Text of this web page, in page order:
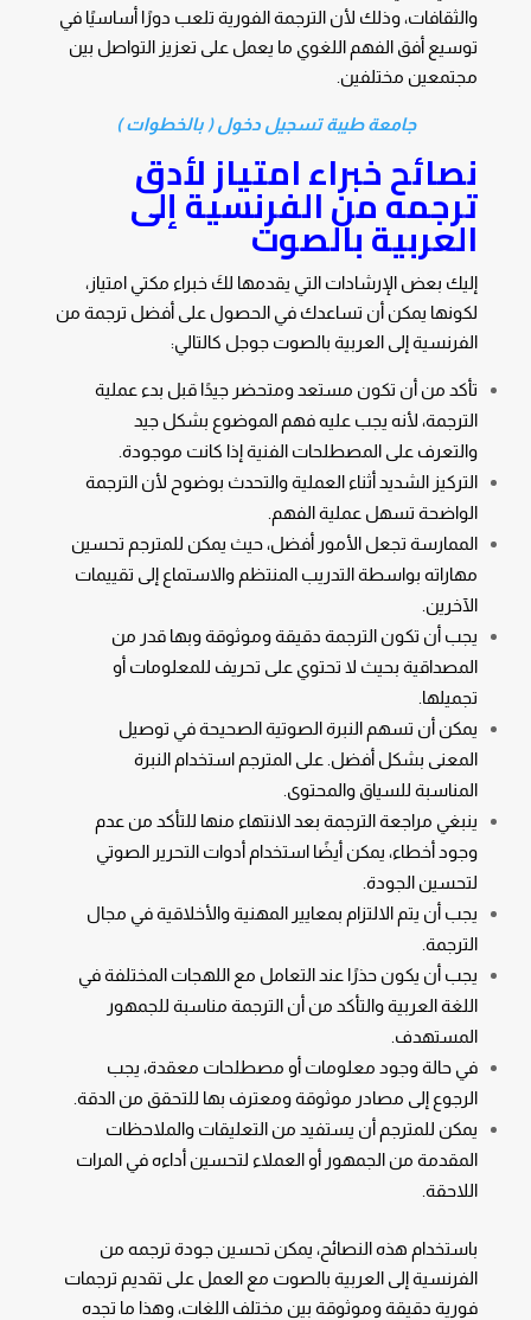
والثقافات، وذلك لأن الترجمة الفورية تلعب دورًا أساسيًا في
توسيع أفق الفهم اللغوي ما يعمل على تعزيز التواصل بين
مجتمعين مختلفين.
جامعة طيبة تسجيل دخول ( بالخطوات )
نصائح خبراء امتياز لأدق
ترجمه من الفرنسية إلى
العربية بالصوت
إليك بعض الإرشادات التي يقدمها لكَ خبراء مكتي امتياز،
لكونها يمكن أن تساعدك في الحصول على أفضل ترجمة من
الفرنسية إلى العربية بالصوت جوجل كالتالي:
تأكد من أن تكون مستعد ومتحضر جيدًا قبل بدء عملية
الترجمة، لأنه يجب عليه فهم الموضوع بشكل جيد
والتعرف على المصطلحات الفنية إذا كانت موجودة.
التركيز الشديد أثناء العملية والتحدث بوضوح لأن الترجمة
الواضحة تسهل عملية الفهم.
الممارسة تجعل الأمور أفضل، حيث يمكن للمترجم تحسين
مهاراته بواسطة التدريب المنتظم والاستماع إلى تقييمات
الآخرين.
يجب أن تكون الترجمة دقيقة وموثوقة وبها قدر من
المصداقية بحيث لا تحتوي على تحريف للمعلومات أو
تجميلها.
يمكن أن تسهم النبرة الصوتية الصحيحة في توصيل
المعنى بشكل أفضل. على المترجم استخدام النبرة
المناسبة للسياق والمحتوى.
ينبغي مراجعة الترجمة بعد الانتهاء منها للتأكد من عدم
وجود أخطاء، يمكن أيضًا استخدام أدوات التحرير الصوتي
لتحسين الجودة.
يجب أن يتم الالتزام بمعايير المهنية والأخلاقية في مجال
الترجمة.
يجب أن يكون حذرًا عند التعامل مع اللهجات المختلفة في
اللغة العربية والتأكد من أن الترجمة مناسبة للجمهور
المستهدف.
في حالة وجود معلومات أو مصطلحات معقدة، يجب
الرجوع إلى مصادر موثوقة ومعترف بها للتحقق من الدقة.
يمكن للمترجم أن يستفيد من التعليقات والملاحظات
المقدمة من الجمهور أو العملاء لتحسين أداءه في المرات
اللاحقة.
باستخدام هذه النصائح، يمكن تحسين جودة ترجمه من
الفرنسية إلى العربية بالصوت مع العمل على تقديم ترجمات
فورية دقيقة وموثوقة بين مختلف اللغات، وهذا ما تجده